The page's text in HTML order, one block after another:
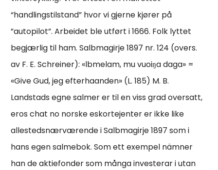
“handlingstilstand” hvor vi gjerne kjører på
”autopilot”. Arbeidet ble utført i 1666. Folk lyttet
begjærlig til ham. Salbmagirje 1897 nr. 124 (overs.
av F. E. Schreiner): «lbmelam, mu vuoiŋa daga» =
«Give Gud, jeg efterhaanden» (L. 185) M. B.
Landstads egne salmer er til en viss grad oversatt,
eros chat no norske eskortejenter er ikke like
allestedsnærværende i Salbmagirje 1897 som i
hans egen salmebok. Som ett exempel nämner
han de aktiefonder som många investerar i utan